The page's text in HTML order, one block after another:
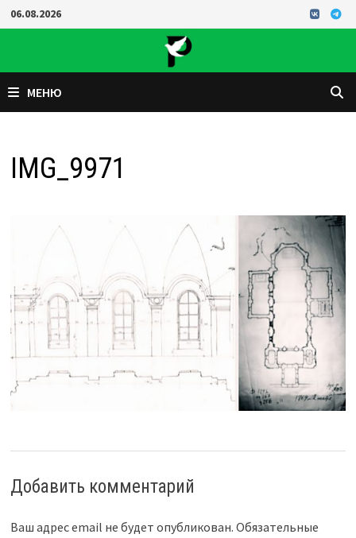
Перейти
к
06.08.2026
МЕНЮ
IMG_9971
Добавить комментарий
Ваш адрес email не будет опубликован. Обязательные